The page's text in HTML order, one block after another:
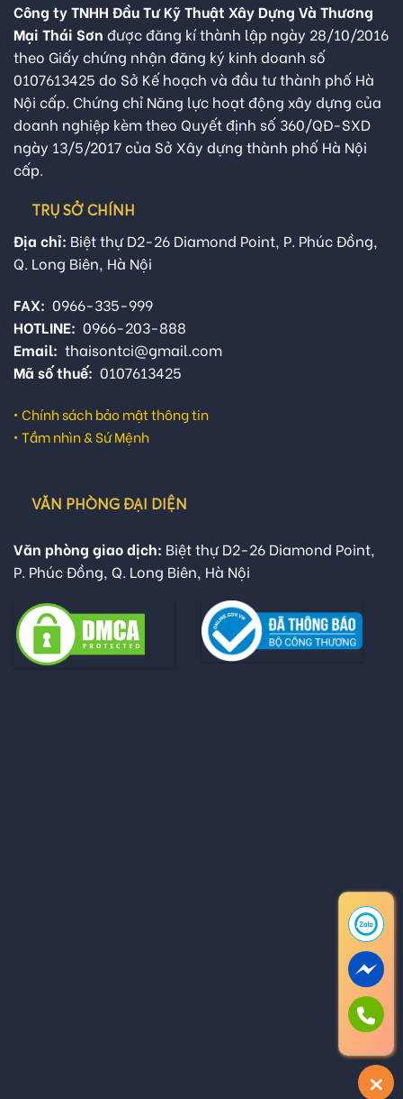
Công ty TNHH Đầu Tư Kỹ Thuật Xây Dựng Và Thương
Mại Thái Sơn được đăng kí thành lập ngày 28/10/2016
theo Giấy chứng nhận đăng ký kinh doanh số
0107613425 do Sở Kế hoạch và đầu tư thành phố Hà
Nội cấp. Chứng chỉ Năng lực hoạt động xây dựng của
doanh nghiệp kèm theo Quyết định số 360/QĐ-SXD
ngày 13/5/2017 của Sở Xây dựng thành phố Hà Nội
cấp.
TRỤ SỞ CHÍNH
Địa chỉ: Biệt thự D2-26 Diamond Point, P. Phúc Đồng,
Q. Long Biên, Hà Nội
FAX: 0966-335-999
HOTLINE: 0966-203-888
Email: thaisontci@gmail.com
Mã số thuế: 0107613425
• Chính sách bảo mật thông tin
• Tầm nhìn & Sứ Mệnh
VĂN PHÒNG ĐẠI DIỆN
Văn phòng giao dịch: Biệt thự D2-26 Diamond Point,
P. Phúc Đồng, Q. Long Biên, Hà Nội